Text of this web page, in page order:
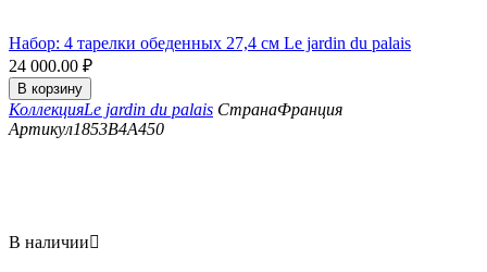
Набор: 4 тарелки обеденных 27,4 см Le jardin du palais
24 000.00 ₽
В корзину
КоллекцияLe jardin du palais СтранаФранция
Артикул1853B4A450
В наличии